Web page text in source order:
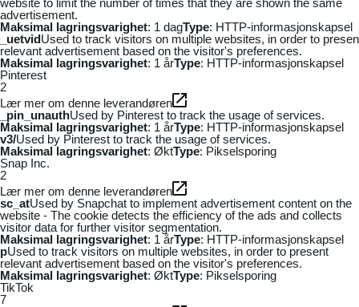
advertisement.
Maksimal lagringsvarighet: 1 dagType: HTTP-informasjonskapsel
_uetvidUsed to track visitors on multiple websites, in order to
relevant advertisement based on the visitor's preferences.
Maksimal lagringsvarighet: 1 årType: HTTP-informasjonskapsel
Pinterest
2
Lær mer om denne leverandøren
_pin_unauthUsed by Pinterest to track the usage of services.
Maksimal lagringsvarighet: 1 årType: HTTP-informasjonskapsel
v3/Used by Pinterest to track the usage of services.
Maksimal lagringsvarighet: ØktType: Pikselsporing
Snap Inc.
2
Lær mer om denne leverandøren
sc_atUsed by Snapchat to implement advertisement content on the
website - The cookie detects the efficiency of the ads and collects
visitor data for further visitor segmentation.
Maksimal lagringsvarighet: 1 årType: HTTP-informasjonskapsel
pUsed to track visitors on multiple websites, in order to present
relevant advertisement based on the visitor's preferences.
Maksimal lagringsvarighet: ØktType: Pikselsporing
TikTok
7